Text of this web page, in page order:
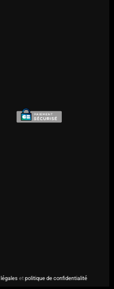
et politique de confidentialité